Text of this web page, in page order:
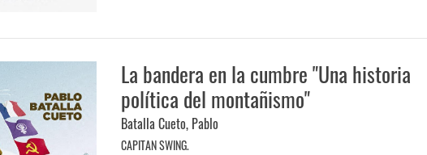
La bandera en la cumbre "Una historia
política del montañismo"
Batalla Cueto, Pablo
CAPITAN SWING.